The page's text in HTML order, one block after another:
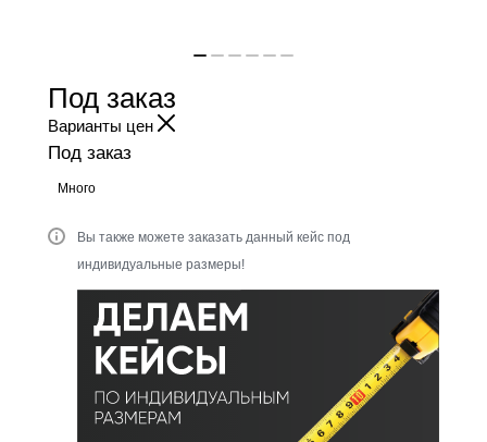
Под заказ
Варианты цен
Под заказ
Много
Вы также можете заказать данный кейс под
индивидуальные размеры!